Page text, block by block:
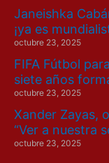
Janeishka
¡ya es
octubre 23, 2025
FIFA Fútbol
siete años
octubre 23, 2025
Xander Zayas,
“Ver a nuestra
octubre 23, 2025